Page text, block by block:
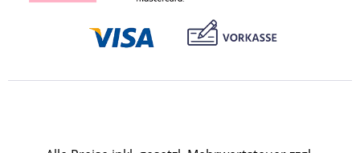
Einband. ISBN 978-3-95505-371-0. EUR
24,80.